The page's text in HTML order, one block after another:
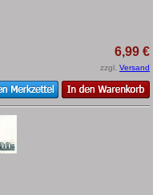
6,99 €
zzgl. Versand